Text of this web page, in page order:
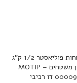
חומר פחחות פוליאסטר 1/2 ק”ג
לתיקון משטחים – MOTIP
דו רכיבי